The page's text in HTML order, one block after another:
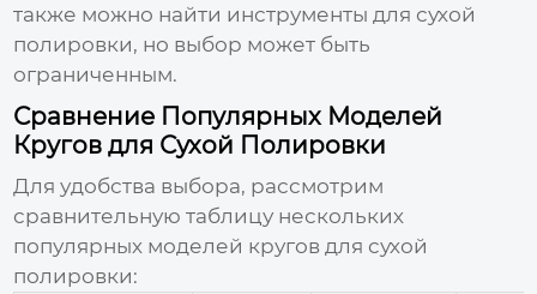
также можно найти инструменты для сухой
полировки, но выбор может быть
ограниченным.
Сравнение Популярных Моделей
Кругов для Сухой Полировки
Для удобства выбора, рассмотрим
сравнительную таблицу нескольких
популярных моделей кругов для сухой
полировки: